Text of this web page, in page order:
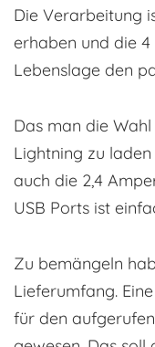
Die Verarbeitung
erhaben und die
Lebenslage den
Das man die
Lightning zu
auch die 2,4
USB Ports ist
Zu bemängeln
Lieferumfang.
für den